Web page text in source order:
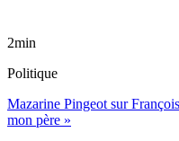
2min
Politique
Mazarine Pingeot sur
mon père »